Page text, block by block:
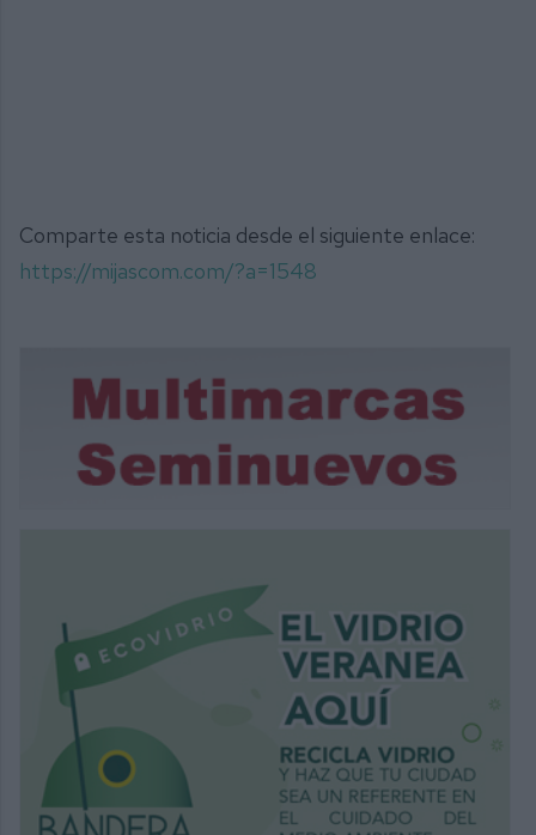
Comparte esta noticia desde el siguiente enlace:
https://mijascom.com/?a=1548